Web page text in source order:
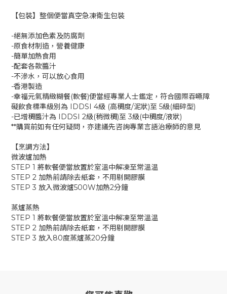
【包裝】整個便當真空急凍衛生包裝
-絕無添加色素及防腐劑
-原食材制造，營養健康
-簡單加熱食用
-配套各款醬汁
-不滲水，可以放心食用
-香港製造
-幸福元氣精緻糊餐(軟餐)便當經專業人士鑑定，符合國際吞嚥障
礙飲食標準級別為 IDDSI 4級 (高稠度/泥狀)至 5級(細碎型)
-已增稠醬汁為 IDDSI 2級(稍微稠)至 3級(中稠度/液狀)
**購買前如有任何疑問，亦建議先咨詢專業言語治療師的意見
【烹調方法】
微波爐加熱
STEP 1 將軟餐便當放置於室溫中解凍至常溫温
STEP 2 加熱前請除去紙套，不用剔開膠膜
STEP 3 放入微波爐500W加熱2分鐘
蒸爐蒸熱
STEP 1 將軟餐便當放置於室溫中解凍至常溫温
STEP 2 加熱前請除去紙套，不用剔開膠膜
STEP 3 放入80度蒸爐蒸20分鐘